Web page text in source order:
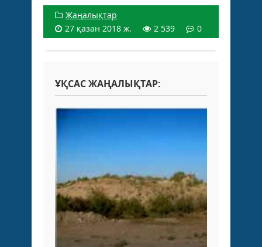
Жаңалықтар
27 қазан 2018 ж.
2 539 0
ҰҚСАС ЖАҢАЛЫҚТАР: